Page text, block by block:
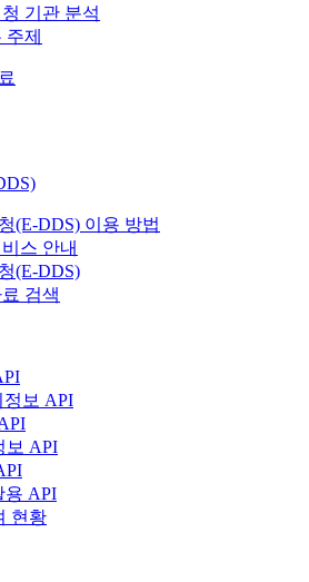
기관 분석
제
(E-DDS) 이용 방법
스 안내
(E-DDS)
검색
정보 API
보 API
용 API
현황